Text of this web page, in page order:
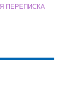
ПЕРЕПИСКА